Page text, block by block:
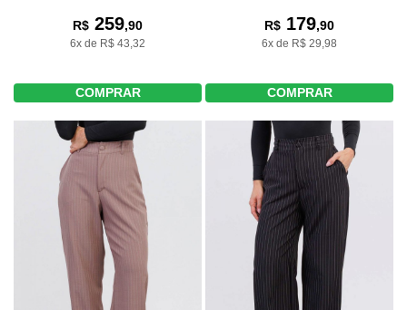
R$ 259,90
6x de R$ 43,32
COMPRAR
R$ 179,90
6x de R$ 29,98
COMPRAR